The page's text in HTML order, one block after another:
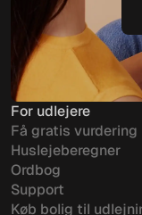
For udlejere
Få gratis vurdering
Huslejeberegner
Ordbog
Support
Køb bolig til